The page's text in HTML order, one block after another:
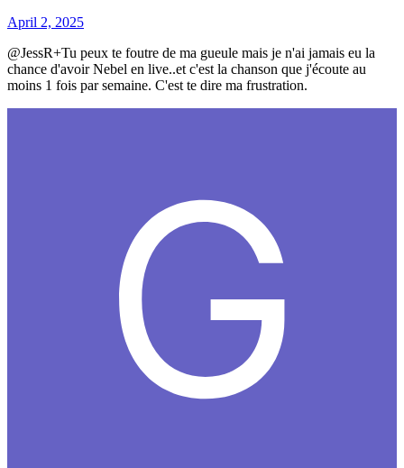
April 2, 2025
@JessR+Tu peux te foutre de ma gueule mais je n'ai jamais eu la
chance d'avoir Nebel en live..et c'est la chanson que j'écoute au
moins 1 fois par semaine. C'est te dire ma frustration.